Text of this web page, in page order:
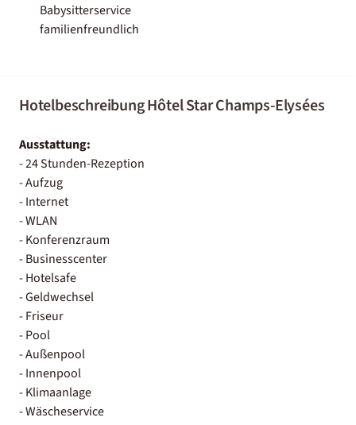
Babysitterservice
familienfreundlich
Hotelbeschreibung Hôtel Star Champs-Elysées
Ausstattung:
- 24 Stunden-Rezeption
- Aufzug
- Internet
- WLAN
- Konferenzraum
- Businesscenter
- Hotelsafe
- Geldwechsel
- Friseur
- Pool
- Außenpool
- Innenpool
- Klimaanlage
- Wäscheservice